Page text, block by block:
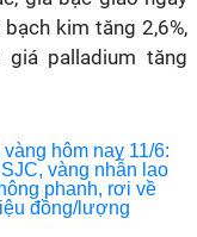
kim tăng 2,6%,
giá palladium tăng